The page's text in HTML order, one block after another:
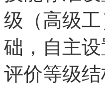
级（高级
础，自主
评价等级